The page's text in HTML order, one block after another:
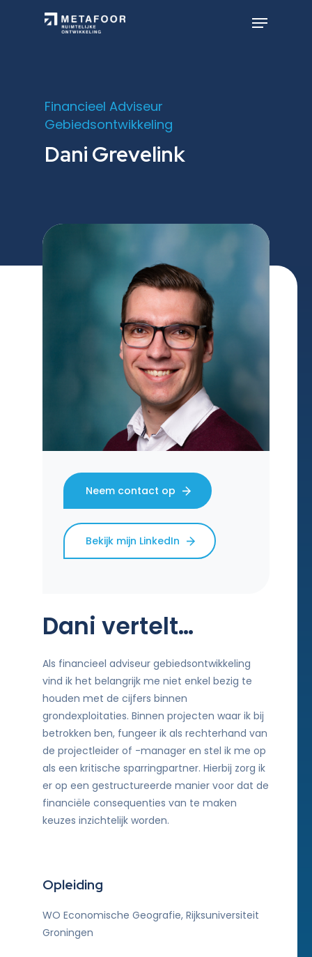
Menu
Financieel Adviseur
Gebiedsontwikkeling
Dani Grevelink
Neem contact op
Bekijk mijn LinkedIn
Dani vertelt…
Als financieel adviseur gebiedsontwikkeling
vind ik het belangrijk me niet enkel bezig te
houden met de cijfers binnen
grondexploitaties. Binnen projecten waar ik bij
betrokken ben, fungeer ik als rechterhand van
de projectleider of -manager en stel ik me op
als een kritische sparringpartner. Hierbij zorg ik
er op een gestructureerde manier voor dat de
financiële consequenties van te maken
keuzes inzichtelijk worden.
Opleiding
WO Economische Geografie, Rijksuniversiteit
Groningen